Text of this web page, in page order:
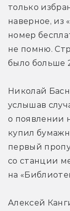
только
наверное, из
номер
не помню.
было больше
Николай
услышав
о появлении
купил
первый
со станции
на
Алексей